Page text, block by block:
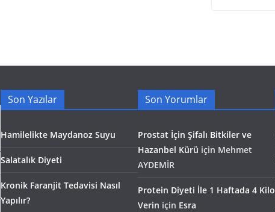
Son Yazılar
Hamilelikte Maydanoz Suyu
Salatalık Diyeti
Kronik Faranjit Tedavisi Nasıl
Yapılır?
Son Yorumlar
Prostat İçin Şifalı Bitkiler ve
Hazanbel Kürü için Mehmet
AYDEMİR
Protein Diyeti İle 1 Haftada 4 Kilo
Verin için Esra